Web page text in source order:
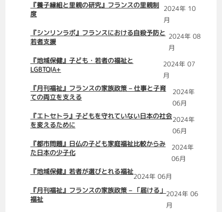
『養子縁組と里親の研究』フランスの里親制
度
2024年 10
月
『シンリンラボ』フランスにおける自殺予防と
若者支援
2024年 08
月
『地域保健』子ども・若者の福祉と
LGBTQIA+
2024年 07
月
『月刊福祉』フランスの家族政策 – 仕事と子育
ての両立を支える
2024年
06月
『エトセトラ』子どもを守れていない日本の社会
を変えるために
2024年
06月
『都市問題』日仏の子ども家庭福祉比較からみ
た日本の少子化
2024年
06月
『地域保健』若者が選びとれる福祉
2024年 06月
『月刊福祉』フランスの家族政策 – 「届ける」
福祉
2024年 06
月